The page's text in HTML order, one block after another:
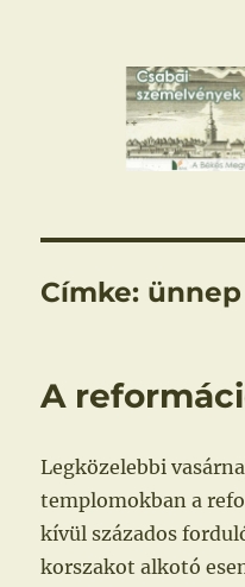
Csabai
Címke: ünnep
A
Legközelebbi
templomokban a
kívül százados
korszakot alkotó